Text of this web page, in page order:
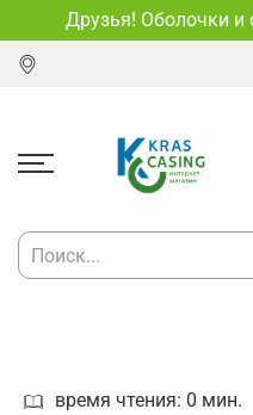
Друзья! Оболочки и
время чтения: 0 мин.